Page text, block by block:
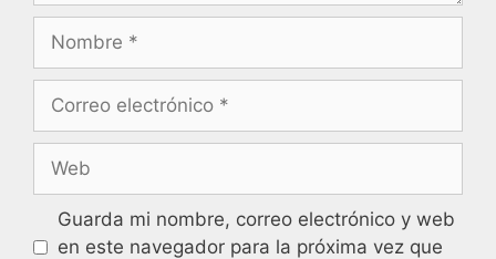
Guarda mi nombre, correo electrónico y web
en este navegador para la próxima vez que